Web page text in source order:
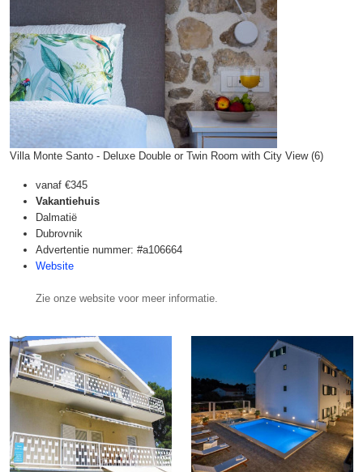
Villa Monte Santo - Deluxe Double or Twin Room with City View (6)
vanaf €345
Vakantiehuis
Dalmatië
Dubrovnik
Advertentie nummer: #a106664
Website
Zie onze website voor meer informatie.